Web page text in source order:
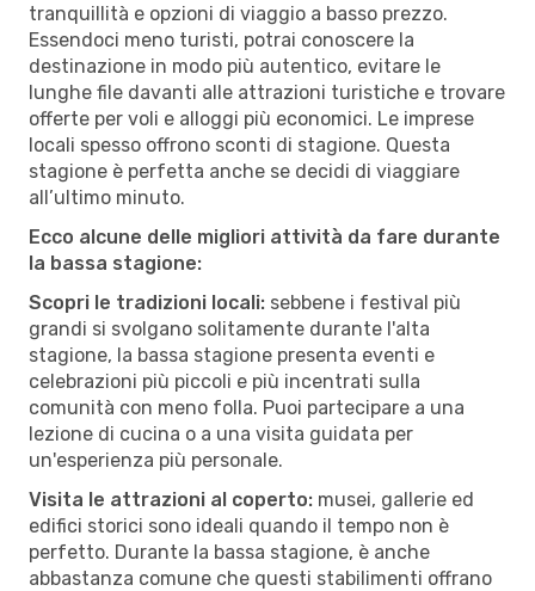
tranquillità e opzioni di viaggio a basso prezzo.
Essendoci meno turisti, potrai conoscere la
destinazione in modo più autentico, evitare le
lunghe file davanti alle attrazioni turistiche e trovare
offerte per voli e alloggi più economici. Le imprese
locali spesso offrono sconti di stagione. Questa
stagione è perfetta anche se decidi di viaggiare
all’ultimo minuto.
Ecco alcune delle migliori attività da fare durante
la bassa stagione:
Scopri le tradizioni locali: sebbene i festival più
grandi si svolgano solitamente durante l'alta
stagione, la bassa stagione presenta eventi e
celebrazioni più piccoli e più incentrati sulla
comunità con meno folla. Puoi partecipare a una
lezione di cucina o a una visita guidata per
un'esperienza più personale.
Visita le attrazioni al coperto: musei, gallerie ed
edifici storici sono ideali quando il tempo non è
perfetto. Durante la bassa stagione, è anche
abbastanza comune che questi stabilimenti offrano